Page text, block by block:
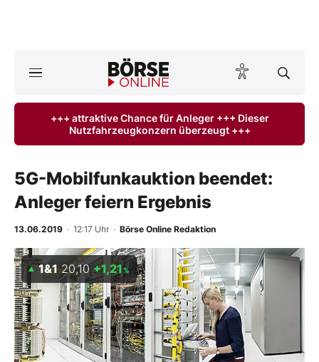
ktuelle Ausgabe BÖRSE ONLINE lesen
Anlageprodukte
Finanz-Check
BO-Musterdepots
Experten
Mein B:O
+++ attraktive Chance für Anleger +++ Dieser
Nutzfahrzeugkonzern überzeugt +++
5G-Mobilfunkauktion beendet:
Anleger feiern Ergebnis
13.06.2019 · 12:17 Uhr · Börse Online Redaktion
1&1 20,10 +1,21%